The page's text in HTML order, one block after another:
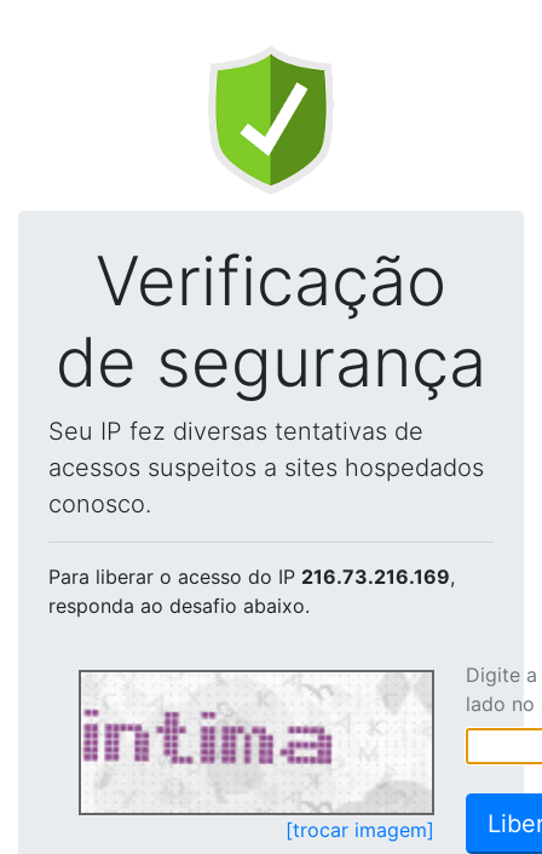
Verificação
de segurança
Seu IP fez diversas tentativas de
acessos suspeitos a sites hospedados
conosco.
Para liberar o acesso do IP 216.73.216.169,
responda ao desafio abaixo.
[trocar imagem]
Digite
lado no